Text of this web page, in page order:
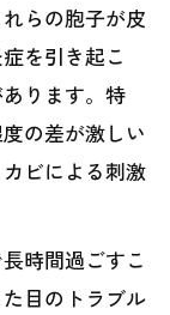
らの胞子が皮
を引き起こ
ります。特
の差が激しい
ビによる刺激
時間過ごすこ
目のトラブル